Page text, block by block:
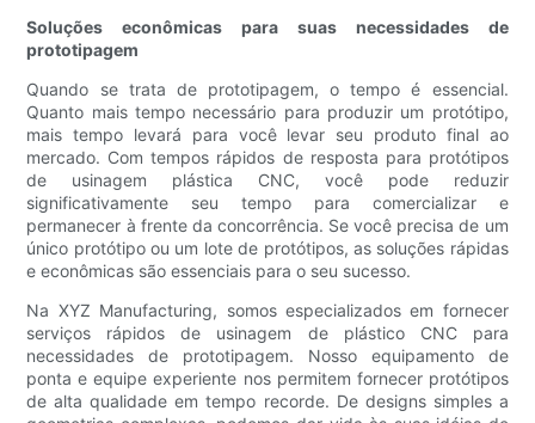
Soluções econômicas para suas necessidades de
prototipagem
Quando se trata de prototipagem, o tempo é essencial.
Quanto mais tempo necessário para produzir um protótipo,
mais tempo levará para você levar seu produto final ao
mercado. Com tempos rápidos de resposta para protótipos
de usinagem plástica CNC, você pode reduzir
significativamente seu tempo para comercializar e
permanecer à frente da concorrência. Se você precisa de um
único protótipo ou um lote de protótipos, as soluções rápidas
e econômicas são essenciais para o seu sucesso.
Na XYZ Manufacturing, somos especializados em fornecer
serviços rápidos de usinagem de plástico CNC para
necessidades de prototipagem. Nosso equipamento de
ponta e equipe experiente nos permitem fornecer protótipos
de alta qualidade em tempo recorde. De designs simples a